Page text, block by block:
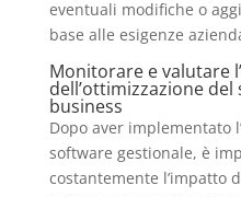
eventuali modifiche o
base alle esigenze
Monitorare e valutare
dell’ottimizzazione
business
Dopo aver implementato
software gestionale, è
costantemente l’impatto